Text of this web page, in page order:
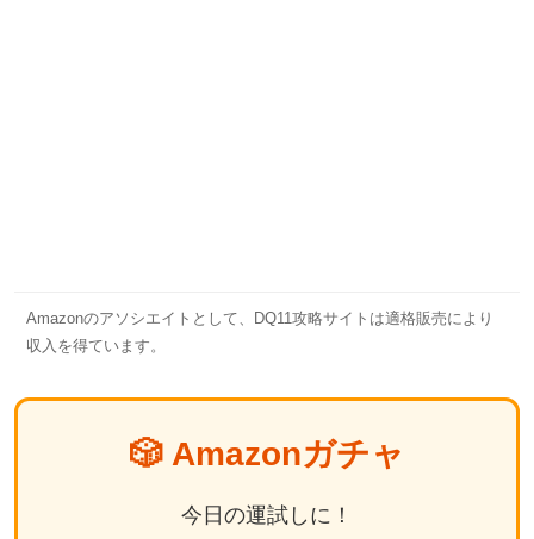
Amazonのアソシエイトとして、DQ11攻略サイトは適格販売により
収入を得ています。
🎲 Amazonガチャ
今日の運試しに！